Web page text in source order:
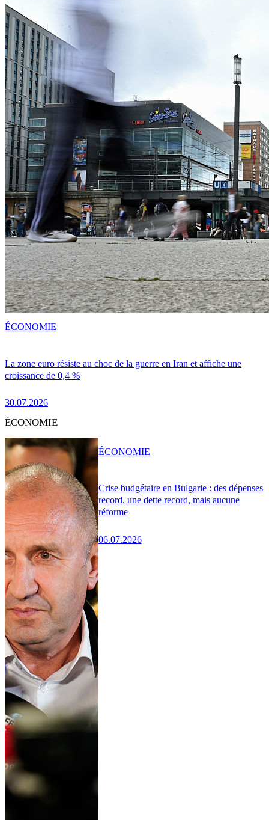
La zone euro résiste au choc de la guerre en Iran et affiche une
croissance de 0,4 %
30.07.2026
ÉCONOMIE
ÉCONOMIE
Crise budgétaire en Bulgarie : des dépenses
record, une dette record, mais aucune
réforme
06.07.2026
ÉCONOMIE